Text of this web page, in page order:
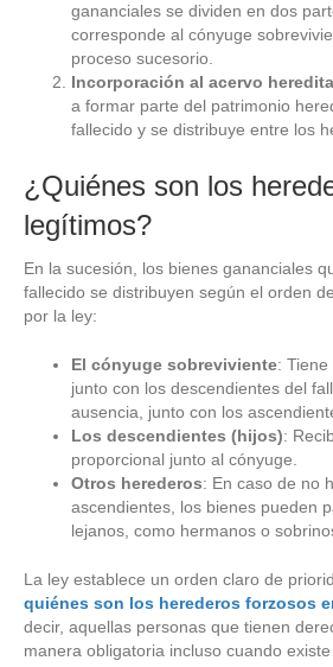
gananciales se dividen en dos
corresponde al cónyuge
proceso sucesorio.
Incorporación al acervo
a formar parte del patrimonio
fallecido y se distribuye entre los
¿Quiénes son los
legítimos?
En la sucesión, los bienes gananciales
fallecido se distribuyen según el orden
por la ley:
El cónyuge sobreviviente:
junto con los descendientes del
ausencia, junto con los
Los descendientes (hijos):
proporcional junto al cónyuge.
Otros herederos: En caso de no
ascendientes, los bienes pueden
lejanos, como hermanos o
La ley establece un orden claro de
quiénes son los herederos forzosos
decir, aquellas personas que tienen
manera obligatoria incluso cuando